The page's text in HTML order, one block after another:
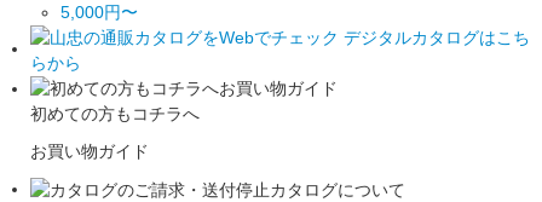
5,000円〜
初めての方もコチラへ
お買い物ガイド